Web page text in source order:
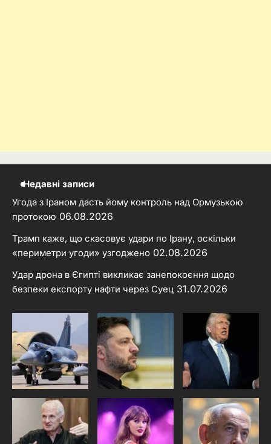
Недавні записи
Угода з Іраном дасть йому контроль над Ормузькою
протокою 06.08.2026
Трамп каже, що скасовує удари по Ірану, оскільки
«периметри угоди» узгоджено 02.08.2026
Удар дрона в Єгипті викликає занепокоєння щодо
безпеки експорту нафти через Суец 31.07.2026